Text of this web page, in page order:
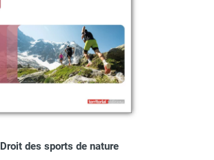
Droit des sports de nature